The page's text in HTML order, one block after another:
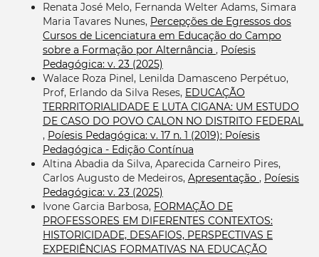
Renata José Melo, Fernanda Welter Adams, Simara
Maria Tavares Nunes, Percepções de Egressos dos
Cursos de Licenciatura em Educação do Campo
sobre a Formação por Alternância , Poíesis
Pedagógica: v. 23 (2025)
Walace Roza Pinel, Lenilda Damasceno Perpétuo,
Prof, Erlando da Silva Reses, EDUCAÇÃO
TERRRITORIALIDADE E LUTA CIGANA: UM ESTUDO
DE CASO DO POVO CALON NO DISTRITO FEDERAL
, Poíesis Pedagógica: v. 17 n. 1 (2019): Poíesis
Pedagógica - Edição Contínua
Altina Abadia da Silva, Aparecida Carneiro Pires,
Carlos Augusto de Medeiros, Apresentação , Poíesis
Pedagógica: v. 23 (2025)
Ivone Garcia Barbosa, FORMAÇÃO DE
PROFESSORES EM DIFERENTES CONTEXTOS:
HISTORICIDADE, DESAFIOS, PERSPECTIVAS E
EXPERIÊNCIAS FORMATIVAS NA EDUCAÇÃO